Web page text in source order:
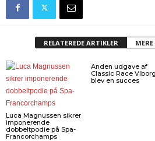
RELATEREDE ARTIKLER
Luca Magnussen sikrer
imponerende
dobbeltpodie på Spa-
Francorchamps
Anden udgave af
Classic Race Viborg
blev en succes